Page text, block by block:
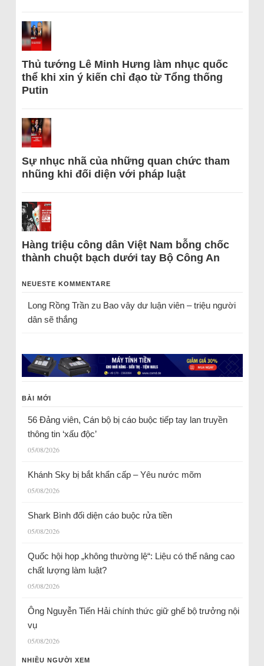
Thủ tướng Lê Minh Hưng làm nhục quốc
thể khi xin ý kiến chỉ đạo từ Tổng thống
Putin
Sự nhục nhã của những quan chức tham
nhũng khi đối diện với pháp luật
Hàng triệu công dân Việt Nam bỗng chốc
thành chuột bạch dưới tay Bộ Công An
NEUESTE KOMMENTARE
Long Rồng Trầnzu Bao vây dư luận viên – triệu người
dân sẽ thắng
BÀI MỚI
56 Đảng viên, Cán bộ bị cáo buộc tiếp tay lan truyền
thông tin ‘xấu độc’
05/08/2026
Khánh Sky bị bắt khẩn cấp – Yêu nước mõm
05/08/2026
Shark Bình đối diện cáo buộc rửa tiền
05/08/2026
Quốc hội họp „không thường lệ“: Liệu có thể nâng cao
chất lượng làm luật?
05/08/2026
Ông Nguyễn Tiến Hải chính thức giữ ghế bộ trưởng nội
vụ
05/08/2026
NHIỀU NGƯỜI XEM